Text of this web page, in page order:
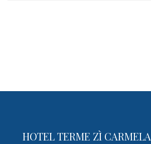
HOTEL TERME ZÌ CARMELA